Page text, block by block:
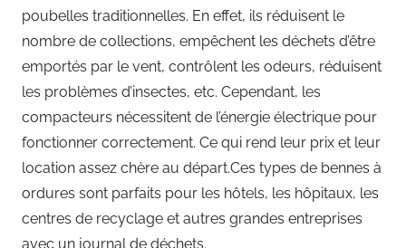
poubelles traditionnelles. En effet, ils réduisent le
nombre de collections, empêchent les déchets d’être
emportés par le vent, contrôlent les odeurs, réduisent
les problèmes d’insectes, etc. Cependant, les
compacteurs nécessitent de l’énergie électrique pour
fonctionner correctement. Ce qui rend leur prix et leur
location assez chère au départ.Ces types de bennes à
ordures sont parfaits pour les hôtels, les hôpitaux, les
centres de recyclage et autres grandes entreprises
avec un journal de déchets.